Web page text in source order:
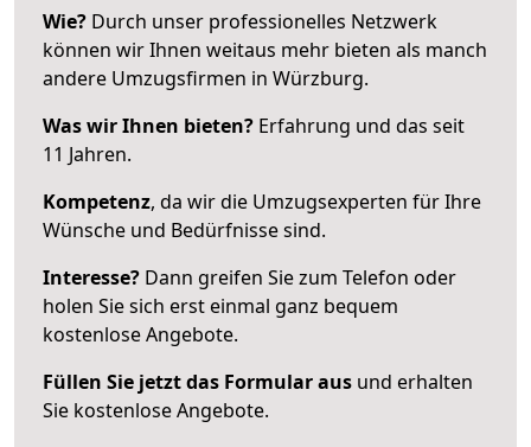
Wie? Durch unser professionelles Netzwerk
können wir Ihnen weitaus mehr bieten als manch
andere Umzugsfirmen in Würzburg.
Was wir Ihnen bieten? Erfahrung und das seit
11 Jahren.
Kompetenz, da wir die Umzugsexperten für Ihre
Wünsche und Bedürfnisse sind.
Interesse? Dann greifen Sie zum Telefon oder
holen Sie sich erst einmal ganz bequem
kostenlose Angebote.
Füllen Sie jetzt das Formular aus und erhalten
Sie kostenlose Angebote.